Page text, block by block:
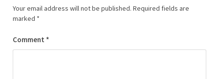
Your email address will not be published. Required fields are
marked *
Comment *